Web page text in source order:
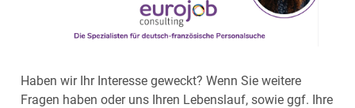
Haben wir Ihr Interesse geweckt? Wenn Sie weitere
Fragen haben oder uns Ihren Lebenslauf, sowie ggf. Ihre